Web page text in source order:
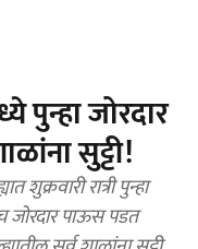
पुन्हा जोरदार
सुट्टी!
रात्री पुन्हा
जोरदार पाऊस पडत